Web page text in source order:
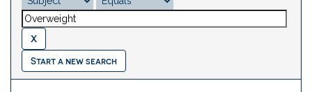
Start a new search